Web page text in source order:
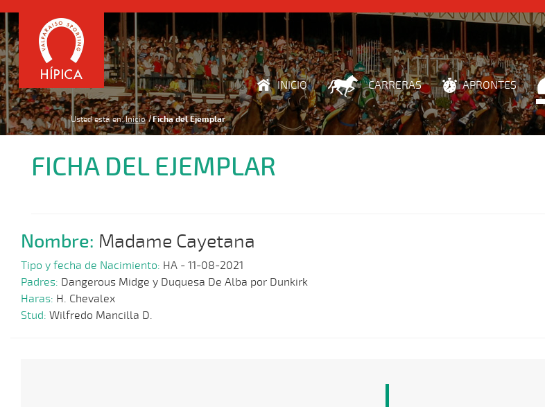
INICIO CARRERAS APRONTES
Usted está en: Inicio Ficha del Ejemplar
FICHA DEL EJEMPLAR
Nombre: Madame Cayetana
Tipo y fecha de Nacimiento: HA - 11-08-2021
Padres: Dangerous Midge y Duquesa De Alba por Dunkirk
Haras: H. Chevalex
Stud: Wilfredo Mancilla D.